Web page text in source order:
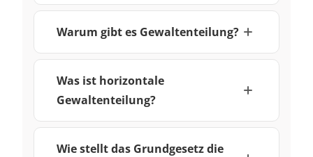
Warum gibt es Gewaltenteilung?
Was ist horizontale
Gewaltenteilung?
Wie stellt das Grundgesetz die